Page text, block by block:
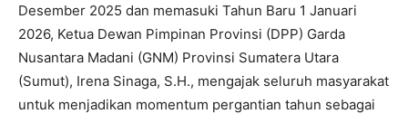
Desember 2025 dan memasuki Tahun Baru 1 Januari
2026, Ketua Dewan Pimpinan Provinsi (DPP) Garda
Nusantara Madani (GNM) Provinsi Sumatera Utara
(Sumut), Irena Sinaga, S.H., mengajak seluruh masyarakat
untuk menjadikan momentum pergantian tahun sebagai